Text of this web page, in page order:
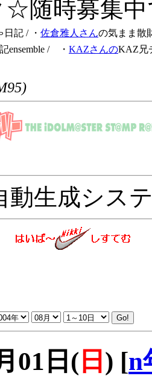
☆随時募集
日記 / ・ 佐倉雅人さんの気まま散
ensemble / ・ KAZさんのKAZ兄
動生成シス
01日( 日 ) [n